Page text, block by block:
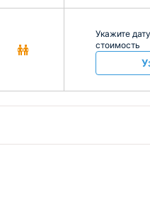
Укажите
стоимость